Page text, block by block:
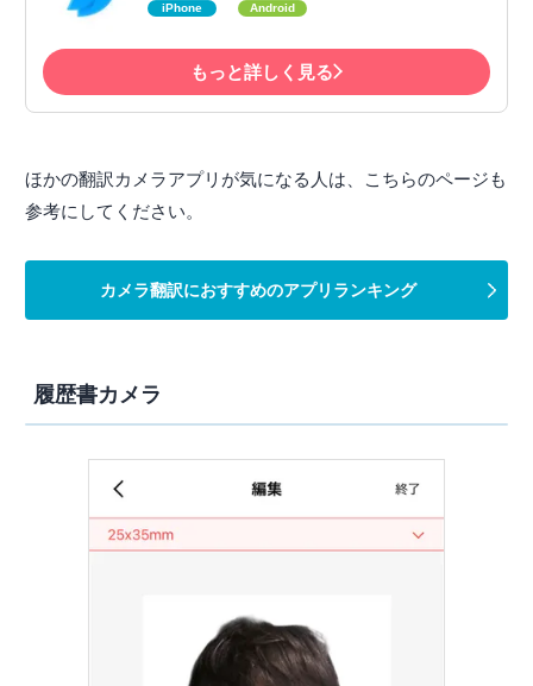
iPhone Android
もっと詳しく見る
ほかの翻訳カメラアプリが気になる人は、こちらのページも
参考にしてください。
カメラ翻訳におすすめのアプリランキング
履歴書カメラ